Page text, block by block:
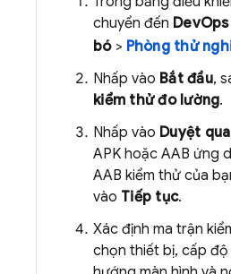
chuyển đến
bó> Phòng thử
Nhấp vào Bắt đầu,
kiểm thử đo lường.
Nhấp vào Duyệt qua
APK hoặc AAB ứng
AAB kiểm thử của
vào Tiếp tục.
Xác định ma trận
chọn thiết bị, cấp độ